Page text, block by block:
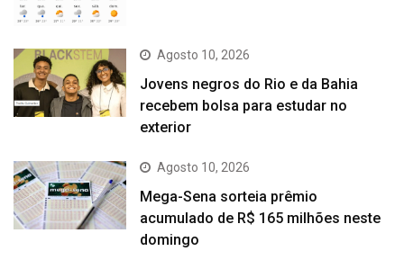
Agosto 10, 2026
Jovens negros do Rio e da Bahia
recebem bolsa para estudar no
exterior
Agosto 10, 2026
Mega-Sena sorteia prêmio
acumulado de R$ 165 milhões neste
domingo